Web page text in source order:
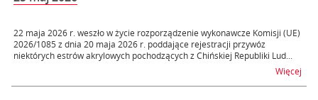
22 maja 2026 r. weszło w życie rozporządzenie wykonawcze Komisji (UE)
2026/1085 z dnia 20 maja 2026 r. poddające rejestracji przywóz
niektórych estrów akrylowych pochodzących z Chińskiej Republiki Lud...
Więcej